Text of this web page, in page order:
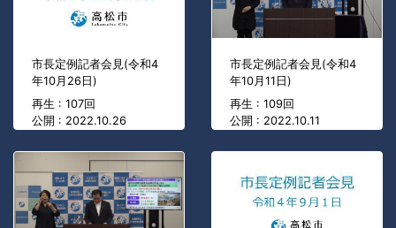
市長定例記者会見(令和4
年10月26日)
再生 : 107回
公開 : 2022.10.26
市長定例記者会見(令和4
年10月11日)
再生 : 109回
公開 : 2022.10.11